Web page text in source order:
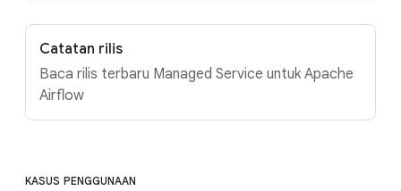
Catatan rilis
Baca rilis terbaru Managed Service untuk Apache
Airflow
KASUS PENGGUNAAN